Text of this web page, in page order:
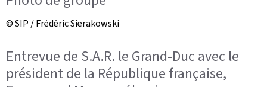
© SIP / Frédéric Sierakowski
Entrevue de S.A.R. le Grand-Duc avec le
président de la République française,